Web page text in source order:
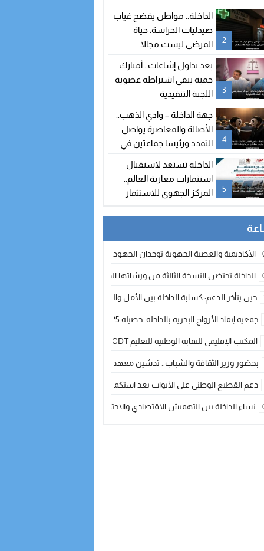
2
الداخلة.. مواطن يفضح غياب
صيدليات الحراسة: حياة
المرضى ليست مجالا
3
بعد تداول إشاعات.. أمبارك
حمية ينفي اشتراطه عضوية
اللجنة التنفيذية
4
جهة الداخلة – وادي الذهب..
الأصالة والمعاصرة يواصل
التمدد ورئيسا جماعتين في
5
الداخلة تستعد لاستقبال
استثمارات مغاربة العالم..
المركز الجهوي للاستثمار
الأكاديمية والعصبة الجهوية توحدان الجهود لتطوير الممارسة الكروية بجهة
الداخلة تحتضن النسخة الثالثة من ورشاتها الدولية: تكوين متخصص في التراث
حين يتأخر الدعم: كسابة الداخلة بين الأمل والقلق ؟
جمعية إنقاذ الأرواح البحرية بالداخلة: حصيلة 2025 بين مهام الإنقاذ ومشروع “دار البحار”
المكتب الإقليمي للنقابة الوطنية للتعليم CDT يجتمع مع المدير الإقليمي لمناقشة ملفات جوهرية لنساء ورجال التعليم
بحضور وزير الثقافة والشباب.. تدشين معهد الموسيقى والفنون الكوريغرافية بالداخلة
دعم القطيع الوطني على الأبواب بعد استكمال الترقيم… الفلاحة المغربية
نساء الداخلة بين التهميش الاقتصادي والاجتماعي… في المؤسسات الإنتاجية